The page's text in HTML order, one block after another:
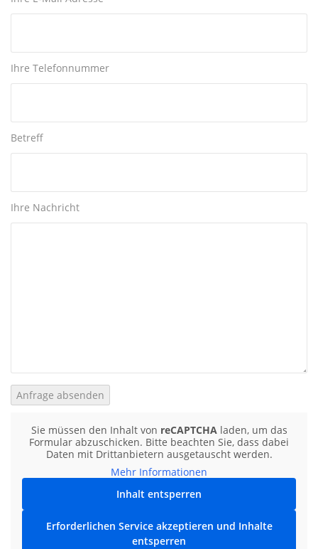
Ihre Telefonnummer
Betreff
Ihre Nachricht
Sie müssen den Inhalt von reCAPTCHAladen, um das
Formular abzuschicken. Bitte beachten Sie, dass dabei
Daten mit Drittanbietern ausgetauscht werden.
Mehr Informationen
Inhalt entsperren
Erforderlichen Service akzeptieren und Inhalte
entsperren